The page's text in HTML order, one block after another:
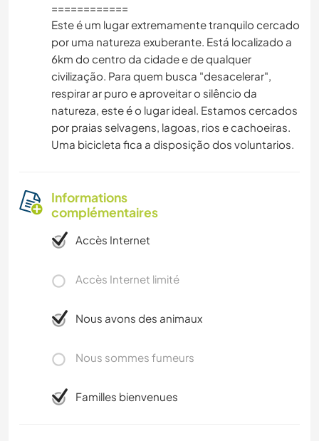
============
Este é um lugar extremamente tranquilo cercado
por uma natureza exuberante. Está localizado a
6km do centro da cidade e de qualquer
civilização. Para quem busca "desacelerar",
respirar ar puro e aproveitar o silêncio da
natureza, este é o lugar ideal. Estamos cercados
por praias selvagens, lagoas, rios e cachoeiras.
Uma bicicleta fica a disposição dos voluntarios.
Informations
complémentaires
Accès Internet
Accès Internet limité
Nous avons des animaux
Nous sommes fumeurs
Familles bienvenues